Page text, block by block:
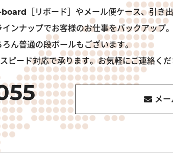
［リボード］やメール便ケース、引き
ンナップでお客様のお仕事をバックアップ。
ろん普通の段ボールもございます。
ピード対応で承ります。お気軽にご連絡くだ
メ